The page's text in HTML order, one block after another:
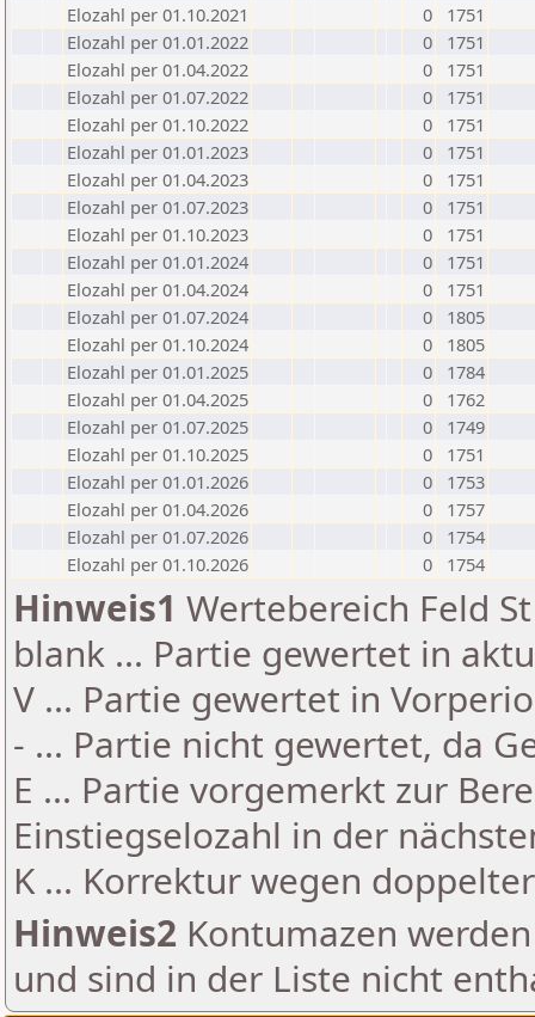
Elozahl per 01.10.2021
0
1751
Elozahl per 01.01.2022
0
1751
Elozahl per 01.04.2022
0
1751
Elozahl per 01.07.2022
0
1751
Elozahl per 01.10.2022
0
1751
Elozahl per 01.01.2023
0
1751
Elozahl per 01.04.2023
0
1751
Elozahl per 01.07.2023
0
1751
Elozahl per 01.10.2023
0
1751
Elozahl per 01.01.2024
0
1751
Elozahl per 01.04.2024
0
1751
Elozahl per 01.07.2024
0
1805
Elozahl per 01.10.2024
0
1805
Elozahl per 01.01.2025
0
1784
Elozahl per 01.04.2025
0
1762
Elozahl per 01.07.2025
0
1749
Elozahl per 01.10.2025
0
1751
Elozahl per 01.01.2026
0
1753
Elozahl per 01.04.2026
0
1757
Elozahl per 01.07.2026
0
1754
Elozahl per 01.10.2026
0 1754
Hinweis1 Wertebereich Feld
blank ... Partie gewertet in
V ... Partie gewertet in
- ... Partie nicht gewertet, da
E ... Partie vorgemerkt zur
Einstiegselozahl in der
K ... Korrektur wegen
Hinweis2 Kontumazen
und sind in der Liste nicht